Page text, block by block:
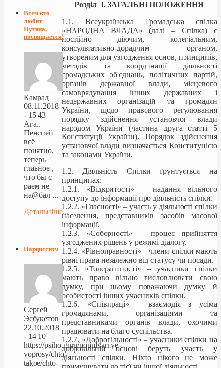
Розділ I. ЗАГАЛЬНІ ПОЛОЖЕННЯ
1.1. Всеукраїнська Громадська спілка
«НАРОДНА ВЛАДА» (далі – Спілка) є
постійно діючим, колегіальним,
консультативно-дорадчим органом,
утвореним для узгодження основ, принципів,
методів та координації діяльності
громадськихоб'єднань, політичних партій,
органів державної влади, місцевого
самоврядування інших державних і
недержавних організацій та громадян
України, щодо правового регулювання
порядку здійснення установчої влади
народом України (частина друга статті 5
Конституції України). Порядок здійснення
установчої влади визначається Конституцією
та законами України.
1.2. Діяльність Спілки ґрунтується на
принципах:
1.2.1. «Відкритості» – надання вільного
доступу до інформації про діяльність спілки.
1.2.2. «Гласності» – участь у діяльності спілки
населення, представників засобів масової
інформації.
1.2.3. «Соборності» – процес прийняття
узгоджених рішень у режимі діалогу.
1.2.4. «Рівноправності» – члени спілки мають
рівні права незалежно від статусу чи посади.
1.2.5. «Толерантності» – учасники спілки
мають право вільно висловлювати свою
думку, при цьому поважаючи думку й
особистості інших учасників спілки.
1.2.6. «Співпраці» – взаємодія з усіма
громадянами, організаціями та
представниками органів влади, охочими
працювати на благо суспільства.
1.2.7. «Добровільності» – учасники спілки на
добровільній основі беруть участь у
діяльності спілки. Ніхто нікого не може
примушувати до тієї чи іншої діяльності.
Всем кто
любит
Путина,
посвящается!
Камрад
08.11.2018
- 15:43
Ага..
Пенсией
всё
понятно,
теперь
главное ,
что бы с
раем не
на@бал ...
Детальніше...
Нарциссизм
Сергей
Эсбукетов
22.10.2018
- 14:10
https://psiho.guru/populyarnye-
voprosy/chto-
takoe/chto-